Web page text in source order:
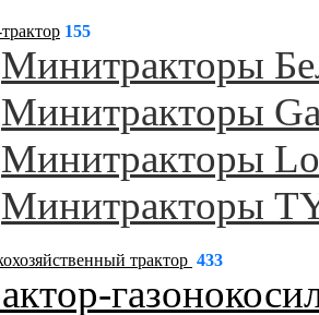
155
Минитракторы
Минитракторы
Минитракторы
Минитракторы
трактор 433